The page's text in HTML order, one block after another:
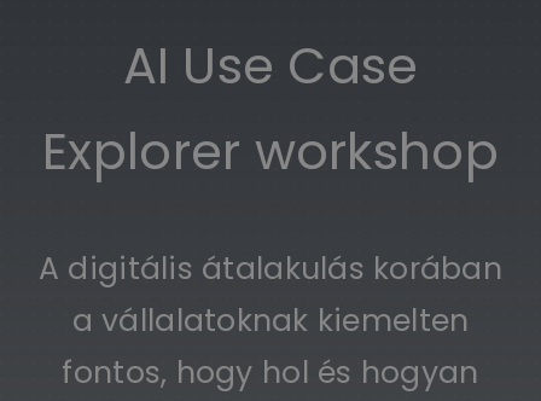
AI Use Case
Explorer workshop
A digitális átalakulás korában
a vállalatoknak kiemelten
fontos, hogy hol és hogyan